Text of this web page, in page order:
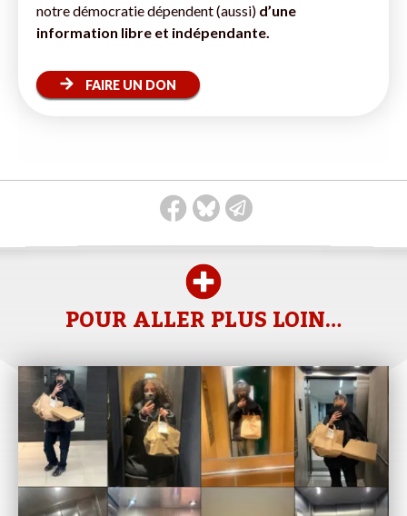
notre démocratie dépendent (aussi) d’une
information libre et indépendante.
FAIRE UN DON
POUR ALLER PLUS LOIN…